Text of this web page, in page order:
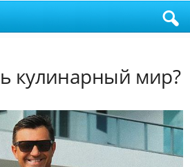
кулинарный мир?